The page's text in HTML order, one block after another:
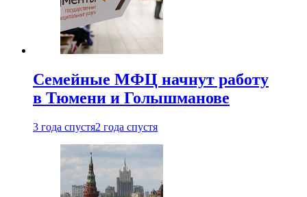
Семейные МФЦ начнут работу
в Тюмени и Голышманове
3 года спустя2 года спустя